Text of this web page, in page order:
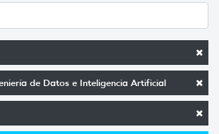
de Datos e Inteligencia Artificial